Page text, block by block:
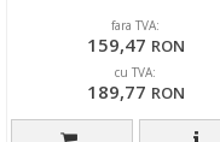
fara TVA:
159,47 RON
cu TVA:
189,77 RON